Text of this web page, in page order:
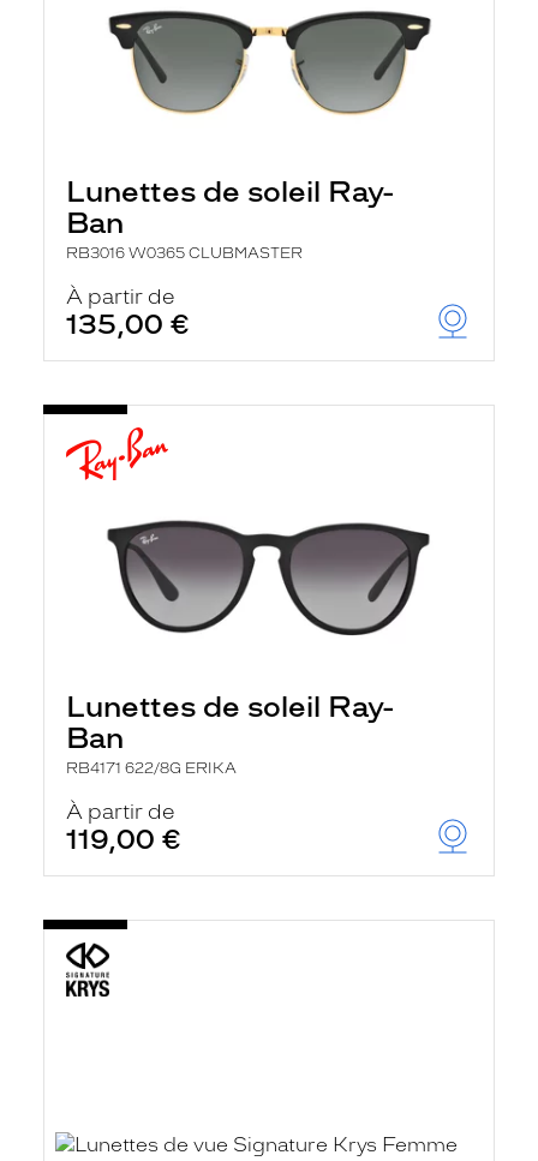
Lunettes de soleil Ray-
Ban
RB3016 W0365 CLUBMASTER
À partir de
135,00 €
Lunettes de soleil Ray-
Ban
RB4171 622/8G ERIKA
À partir de
119,00 €